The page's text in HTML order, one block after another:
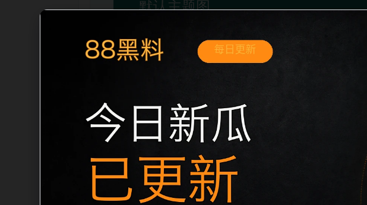
移动端搜索场景
吃瓜免费看2026最新实时热榜移动端专题入口1围绕吃瓜免费看
荐。用户进入页面后，可以先通过摘要了解主题，再通过栏目入
和主题一致性，避免无关关键词堆砌，也避免多个站点同步发布
题生成，便于搜索引擎理解页面主题。后续采集时将继续执行远